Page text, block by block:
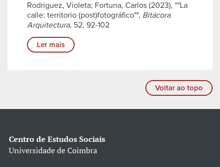
Rodriguez, Violeta; Fortuna, Carlos (2023), ""La
calle: territorio (post)fotográfico"", Bitácora
Arquitectura, 52, 92-102
Ler mais
Voltar ao topo
Centro de Estudos Sociais
Universidade de Coimbra